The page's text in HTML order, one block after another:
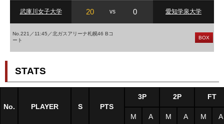
武庫川女子大学 20 vs 0 愛知学泉大学
No.221／11:45／北ガスアリーナ札幌46 Bコ
ート
BOX
STATS
No. PLAYER S PTS
3P 2P FT
M A M A M A